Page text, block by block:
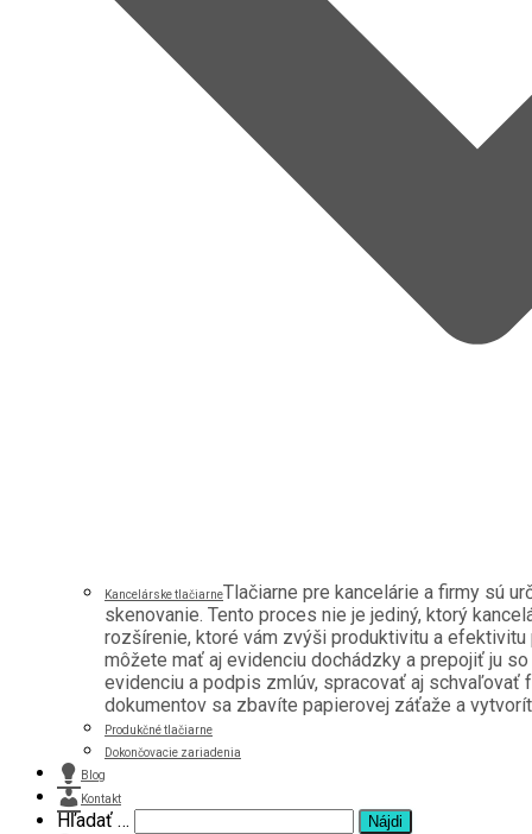
Kancelárske tlačiarneTlačiarne pre kancelárie a firmy sú
skenovanie. Tento proces nie je jediný, ktorý
rozšírenie, ktoré vám zvýši produktivitu a efektivitu
môžete mať aj evidenciu dochádzky a prepojiť ju
evidenciu a podpis zmlúv, spracovať aj schvaľovať
dokumentov sa zbavíte papierovej záťaže a
Produkčné tlačiarne
Dokončovacie zariadenia
Blog
Kontakt
Hľadať …